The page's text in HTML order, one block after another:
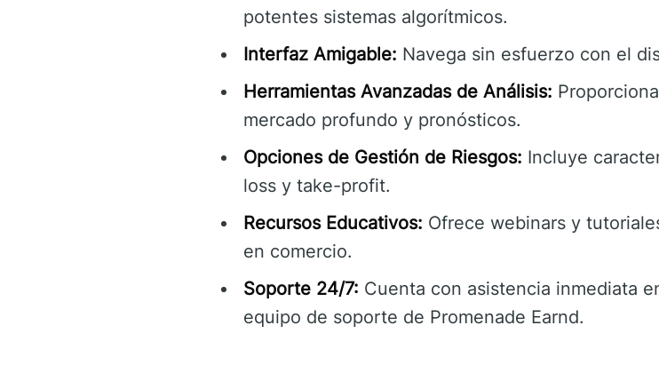
potentes sistemas algorítmicos.
Interfaz Amigable: Navega sin esfuerzo con el
Herramientas Avanzadas de Análisis:
mercado profundo y pronósticos.
Opciones de Gestión de Riesgos: Incluye
loss y take-profit.
Recursos Educativos: Ofrece webinars y
en comercio.
Soporte 24/7: Cuenta con asistencia inmediata
equipo de soporte de Promenade Earnd.